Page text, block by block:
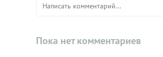
Пока нет комментариев